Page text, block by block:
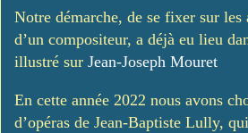
Notre démarche, de se fixer sur les
d’un compositeur, a déjà eu lieu
illustré sur Jean-Joseph Mouret
En cette année 2022 nous avons
d’opéras de Jean-Baptiste Lully,